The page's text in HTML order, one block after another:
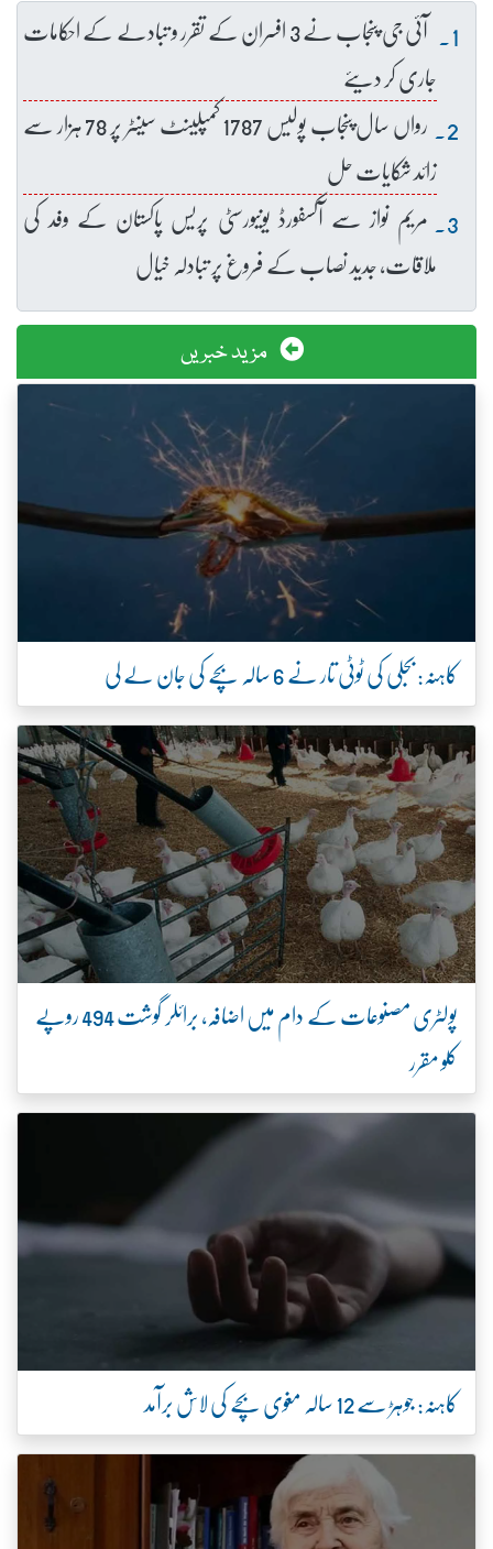
آئی جی پنجاب نے 3 افسران کے تقرر و تبادلے کے احکامات
جاری کر دیئے
رواں سال پنجاب پولیس 1787 کمپلینٹ سینٹر پر 78 ہزار سے
زائد شکایات حل
مریم نواز سے آکسفورڈ یونیورسٹی پریس پاکستان کے وفد کی
ملاقات، جدید نصاب کے فروغ پر تبادلہ خیال
مزید خبریں
کاہنہ: بجلی کی ٹوٹی تار نے 6 سالہ بچے کی جان لے لی
پولٹری مصنوعات کے دام میں اضافہ، برائلر گوشت 494 روپے
کلو مقرر
کاہنہ: جوہڑ سے 12 سالہ مغوی بچے کی لاش برآمد